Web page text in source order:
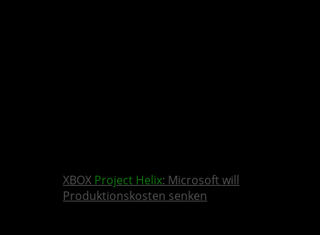
XBOX Project Helix: Microsoft will
Produktionskosten senken